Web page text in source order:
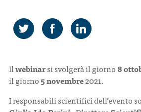
ITA ENG
Ilwebinarsi svolgerà il giorno8
il giorno5 novembre2021.
I responsabili scientifici dell’evento